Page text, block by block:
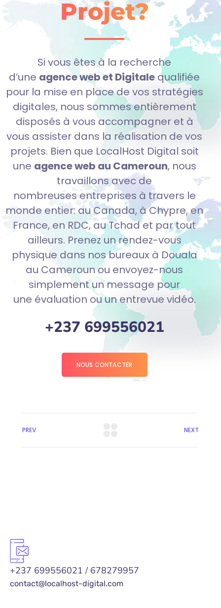
Projet?
Si vous êtes à la recherche
d’une agence web et Digitale qualifiée
pour la mise en place de vos stratégies
digitales, nous sommes entièrement
disposés à vous accompagner et à
vous assister dans la réalisation de vos
projets. Bien que LocalHost Digital soit
une agence web au Cameroun, nous
travaillons avec de
nombreuses entreprises à travers le
monde entier:au Canada, à Chypre, en
France, en RDC, au Tchad et par tout
ailleurs. Prenez un rendez-vous
physique dans nos bureaux à Douala
au Camerounou envoyez-nous
simplement un message pour
une évaluation ou un entrevue vidéo.
+237 699556021
NOUS CONTACTER
PREV NEXT
+237 699556021 / 678279957
contact@localhost-digital.com